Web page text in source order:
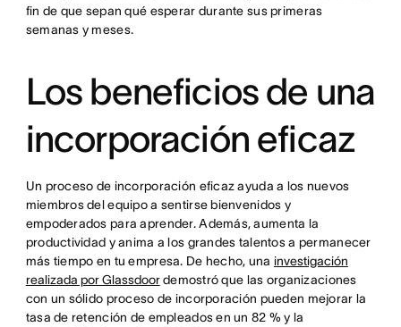
fin de que sepan qué esperar durante sus primeras
semanas y meses.
Los beneficios de una
incorporación eficaz
Un proceso de incorporación eficaz ayuda a los nuevos
miembros del equipo a sentirse bienvenidos y
empoderados para aprender. Además, aumenta la
productividad y anima a los grandes talentos a permanecer
más tiempo en tu empresa. De hecho, una investigación
realizada por Glassdoordemostró que las organizaciones
con un sólido proceso de incorporación pueden mejorar la
tasa de retención de empleados en un 82 % y la